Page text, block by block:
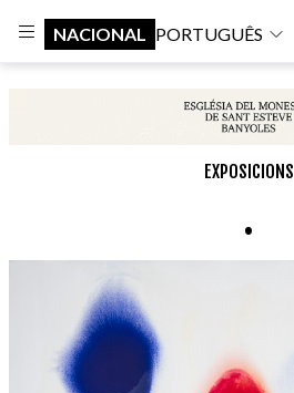
NACIONAL PORTUGUÊS
EXPOSICIONS
.